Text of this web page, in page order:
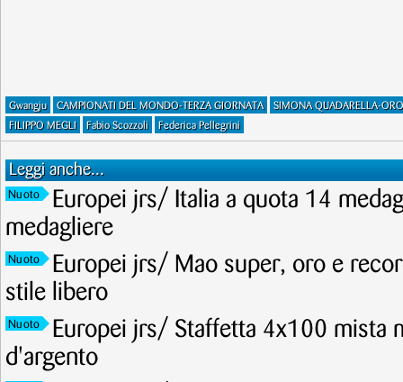
Gwangju CAMPIONATI DEL MONDO-TERZA GIORNATA
SIMONA QUADARELLA-
FILIPPO MEGLI
Fabio Scozzoli Federica Pellegrini
Leggi anche...
Nuoto
Europei jrs/ Italia a quota 14
medagliere
Nuoto
Europei jrs/ Mao super, oro e
stile libero
Nuoto
Europei jrs/ Staffetta 4x100 mista
d'argento